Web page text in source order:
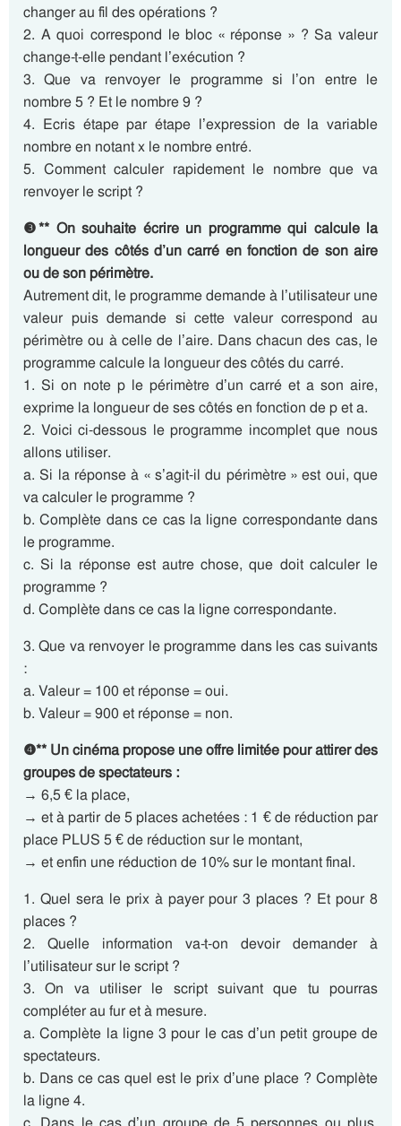
changer au fil des opérations ?
2. A quoi correspond le bloc « réponse » ? Sa valeur
change-t-elle pendant l’exécution ?
3. Que va renvoyer le programme si l’on entre le
nombre 5 ? Et le nombre 9 ?
4. Ecris étape par étape l’expression de la variable
nombre en notant x le nombre entré.
5. Comment calculer rapidement le nombre que va
renvoyer le script ?
❸** On souhaite écrire un programme qui calcule la
longueur des côtés d’un carré en fonction de son aire
ou de son périmètre.
Autrement dit, le programme demande à l’utilisateur une
valeur puis demande si cette valeur correspond au
périmètre ou à celle de l’aire. Dans chacun des cas, le
programme calcule la longueur des côtés du carré.
1. Si on note p le périmètre d’un carré et a son aire,
exprime la longueur de ses côtés en fonction de p et a.
2. Voici ci-dessous le programme incomplet que nous
allons utiliser.
a. Si la réponse à « s’agit-il du périmètre » est oui, que
va calculer le programme ?
b. Complète dans ce cas la ligne correspondante dans
le programme.
c. Si la réponse est autre chose, que doit calculer le
programme ?
d. Complète dans ce cas la ligne correspondante.
3. Que va renvoyer le programme dans les cas suivants
:
a. Valeur = 100 et réponse = oui.
b. Valeur = 900 et réponse = non.
❹** Un cinéma propose une offre limitée pour attirer des
groupes de spectateurs :
→ 6,5 € la place,
→ et à partir de 5 places achetées : 1 € de réduction par
place PLUS 5 € de réduction sur le montant,
→ et enfin une réduction de 10% sur le montant final.
1. Quel sera le prix à payer pour 3 places ? Et pour 8
places ?
2. Quelle information va-t-on devoir demander à
l’utilisateur sur le script ?
3. On va utiliser le script suivant que tu pourras
compléter au fur et à mesure.
a. Complète la ligne 3 pour le cas d’un petit groupe de
spectateurs.
b. Dans ce cas quel est le prix d’une place ? Complète
la ligne 4.